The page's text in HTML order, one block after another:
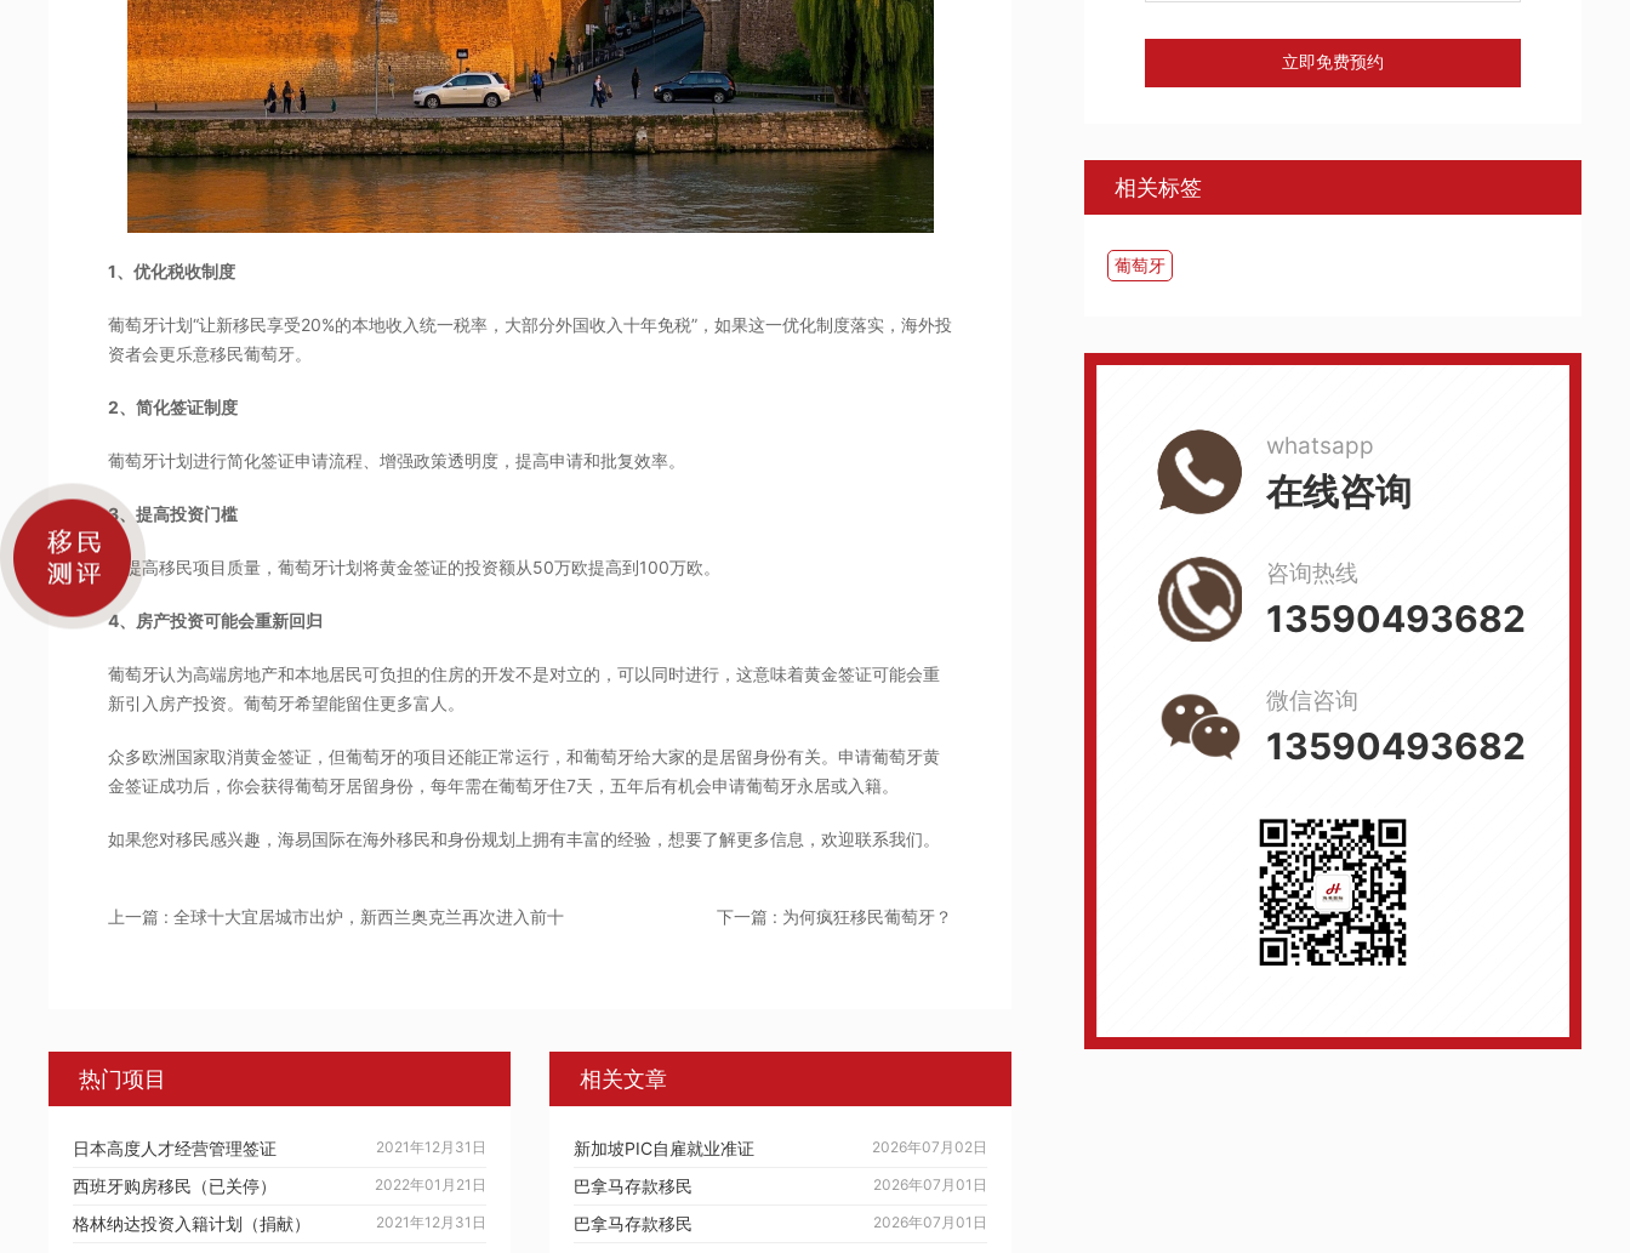
1、优化税收制度
葡萄牙计划“让新移民享受20%的本地收入统一税率，大部分外国收入十年免税”，如果这一优化制度落实，海外投
资者会更乐意移民葡萄牙。
2、简化签证制度
葡萄牙计划进行简化签证申请流程、增强政策透明度，提高申请和批复效率。
3、提高投资门槛
为提高移民项目质量，葡萄牙计划将黄金签证的投资额从50万欧提高到100万欧。
4、房产投资可能会重新回归
葡萄牙认为高端房地产和本地居民可负担的住房的开发不是对立的，可以同时进行，这意味着黄金签证可能会重
新引入房产投资。葡萄牙希望能留住更多富人。
众多欧洲国家取消黄金签证，但葡萄牙的项目还能正常运行，和葡萄牙给大家的是居留身份有关。申请葡萄牙黄
金签证成功后，你会获得葡萄牙居留身份，每年需在葡萄牙住7天，五年后有机会申请葡萄牙永居或入籍。
如果您对移民感兴趣，海易国际在海外移民和身份规划上拥有丰富的经验，想要了解更多信息，欢迎联系我们。
上一篇 : 全球十大宜居城市出炉，新西兰奥克兰再次进入前十 下一篇 : 为何疯狂移民葡萄牙？
热门项目
2021年12月31日
日本高度人才经营管理签证
2022年01月21日
西班牙购房移民（已关停）
2021年12月31日
格林纳达投资入籍计划（捐献）
相关文章
2026年07月02日
新加坡PIC自雇就业准证
2026年07月01日
巴拿马存款移民
2026年07月01日
巴拿马存款移民
立即免费预约
相关标签
葡萄牙
whatsapp
在线咨询
咨询热线
13590493682
微信咨询
13590493682